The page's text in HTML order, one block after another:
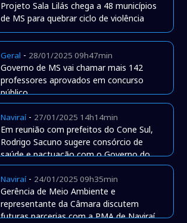
Projeto Sala Lilás chega a 48 municípios
de MS para quebrar ciclo de violência
Geral - 28/01/2025 09h47min
Governo de MS vai chamar mais 142
professores aprovados em concurso
público
Naviraí- 27/01/2025 14h14min
Em reunião com prefeitos do Cone Sul,
Rodrigo Sacuno sugere consórcio de
saúde e pactuação com o Governo do
Estado
Naviraí- 24/01/2025 09h35min
Gerência de Meio Ambiente e
representante da Câmara discutem
futuras parcerias com a PMA de Naviraí